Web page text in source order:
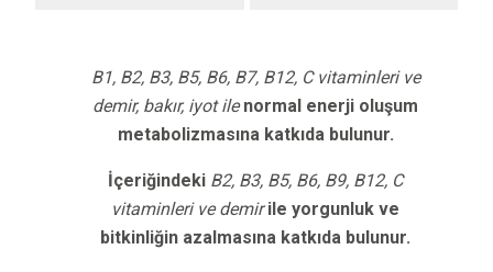
B1, B2, B3, B5, B6, B7, B12, C vitaminleri ve
demir, bakır, iyot ile normal enerji oluşum
metabolizmasına katkıda bulunur.
İçeriğindeki B2, B3, B5, B6, B9, B12, C
vitaminleri ve demir ile yorgunluk ve
bitkinliğin azalmasına katkıda bulunur.